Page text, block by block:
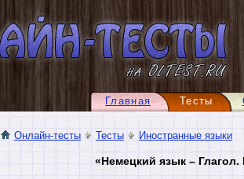
Тесты
Главная
Онлайн-тесты Тесты Иностранные языки
«Немецкий язык –